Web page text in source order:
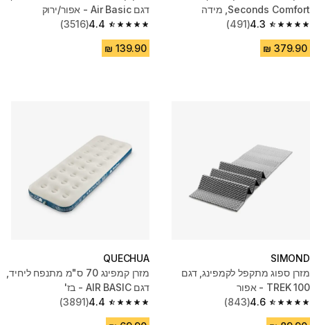
Seconds Comfort, מידה
4.3
4.3 out of 5 stars from 491 reviews
(491)
דגם Air Basic - אפור/ירוק
4.4
4.4 out of 5 stars from 3516 reviews
(3516)
SIMOND
מזרן ספוג מתקפל לקמפינג, דגם
TREK 100 - אפור
4.6
4.6 out of 5 stars from 843 reviews
(843)
QUECHUA
מזרן קמפינג 70 ס"מ מתנפח ליחיד,
דגם AIR BASIC - בז'
4.4
4.4 out of 5 stars from 3891 reviews
(3891)